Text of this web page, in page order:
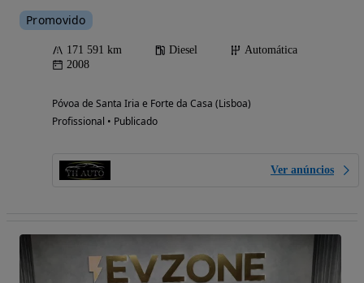
Promovido
171 591 km Diesel
Automática
2008
Póvoa de Santa Iria e Forte da Casa (Lisboa)
Profissional • Publicado
Ver anúncios